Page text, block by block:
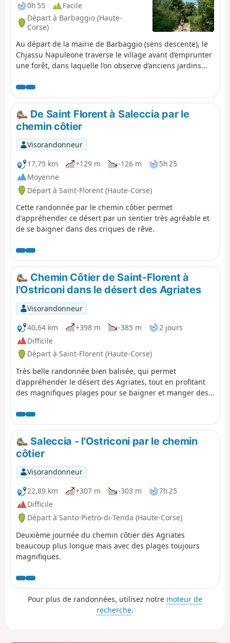
0h 55
Facile
Départ à Barbaggio (Haute-
Corse)
Au départ de la mairie de Barbaggio (sens descente), le
Chjassu Napuleone traverse le village avant d’emprunter
une forêt, dans laquelle l’on observe d’anciens jardins
parcours se poursuit lorsque l’on emprunte la « route
impériale » qui a donné son nom au sentier. En effet,
avant de devenir empereur, Napoléon Bonaparte aurait
foulé cette route. Le sentier peut également être
emprunté en sens inverse (sens montée), en partant du
pont qui se trouve au croisement entre la strada San
Petru et la strada Napuleone. Si vous effectuez le trajet
en aller simple, c'est-à-dire sans faire l'aller-retour,
pensez à laisser une voiture au point de départ, et une
autre à l'arrivée.
De Saint Florent à Saleccia par le
chemin côtier
Visorandonneur
17,75 km
+129 m -126 m
5h 25
Moyenne
Départ à Saint-Florent (Haute-Corse)
Cette randonnée par le chemin côtier permet
d'appréhender ce désert par un sentier très agréable et
de se baigner dans des criques de rêve.
Chemin Côtier de Saint-Florent à
l'Ostriconi dans le désert des Agriates
Visorandonneur
40,64 km
+398 m -385 m
2 jours
Difficile
Départ à Saint-Florent (Haute-Corse)
Très belle randonnée bien balisée, qui permet
d'appréhender le désert des Agriates, tout en profitant
des magnifiques plages pour se baigner et manger des
Saint-Forent - Saleccia et Saleccia - Ostriconi) mais elle
peut aussi se faire en trois jours en dormant au gîte de
Ghignu (fermé en 2020 à cause du Covid. Des bus
réguliers assurent le retour.
Saleccia - l'Ostriconi par le chemin
côtier
Visorandonneur
22,89 km
+307 m -303 m
7h 25
Difficile
Départ à Santo-Pietro-di-Tenda (Haute-Corse)
Deuxième journée du chemin côtier des Agriates
beaucoup plus longue mais avec des plages toujours
magnifiques.
Pour plus de randonnées, utilisez notre moteur de
recherche.